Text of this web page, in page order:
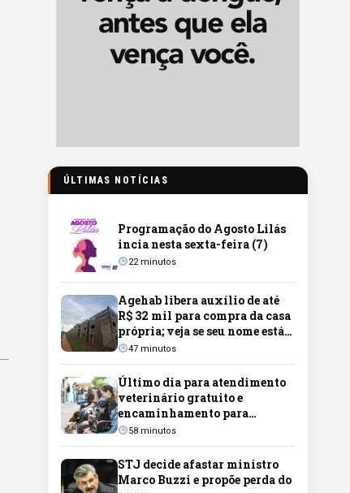
ÚLTIMAS NOTÍCIAS
Programação do Agosto Lilás
incia nesta sexta-feira (7)
22 minutos
Agehab libera auxílio de até
R$ 32 mil para compra da casa
própria; veja se seu nome está
na lista
47 minutos
Último dia para atendimento
veterinário gratuito e
encaminhamento para
castração no Guanandizão será
nesta sexta-feira
58 minutos
STJ decide afastar ministro
Marco Buzzi e propõe perda do